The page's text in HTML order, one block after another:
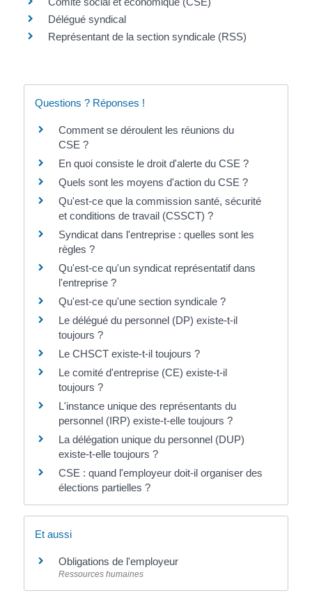
Délégué syndical
Représentant de la section syndicale (RSS)
Questions ? Réponses !
Comment se déroulent les réunions du
CSE ?
En quoi consiste le droit d'alerte du CSE ?
Quels sont les moyens d'action du CSE ?
Qu'est-ce que la commission santé, sécurité
et conditions de travail (CSSCT) ?
Syndicat dans l'entreprise : quelles sont les
règles ?
Qu'est-ce qu'un syndicat représentatif dans
l'entreprise ?
Qu'est-ce qu'une section syndicale ?
Le délégué du personnel (DP) existe-t-il
toujours ?
Le CHSCT existe-t-il toujours ?
Le comité d'entreprise (CE) existe-t-il
toujours ?
L'instance unique des représentants du
personnel (IRP) existe-t-elle toujours ?
La délégation unique du personnel (DUP)
existe-t-elle toujours ?
CSE : quand l'employeur doit-il organiser des
élections partielles ?
Et aussi
Obligations de l'employeur
Ressources humaines